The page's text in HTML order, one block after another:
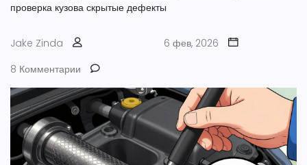
проверка кузова скрытые дефекты
Jake Zinda
6 фев, 2026
8 Комментарии